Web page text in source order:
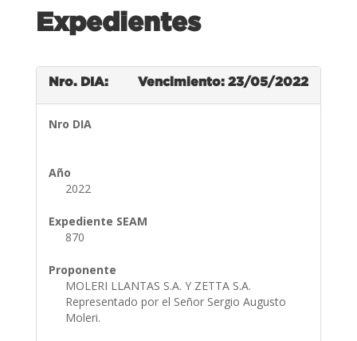
Expedientes
Nro. DIA: Vencimiento: 23/05/2022
Nro DIA
Año
2022
Expediente SEAM
870
Proponente
MOLERI LLANTAS S.A. Y ZETTA S.A.
Representado por el Señor Sergio Augusto
Moleri.